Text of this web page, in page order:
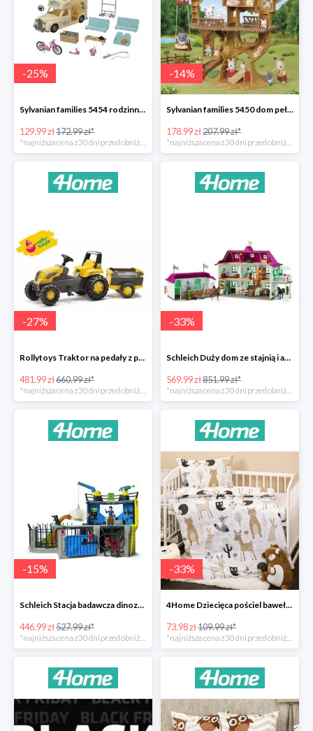
-25%
Sylvanian families 5454 rodzinny kamper -25%
129.99 zł172.99 zł*
*najniższa cena z 30 dni przed obniżką
-14%
Sylvanian families 5450 dom pełen przygód na drzewie -14%
178.99 zł207.99 zł*
*najniższa cena z 30 dni przed obniżką
-27%
Rollytoys Traktor na pedały z przyczepą Farm Rolly Junior -27%
481.99 zł660.99 zł*
-33%
Schleich Duży dom ze stajnią i akcesoriami -33%
569.99 zł851.99 zł*
-15%
Schleich Stacja badawcza dinozaurów -15%
446.99 zł527.99 zł*
*najniższa cena z 30 dni przed obniżką
-33%
4Home Dziecięca pościel bawełniana do łóżeczka Nordic Friends -33%
73.98 zł109.99 zł*
*najniższa cena z 30 dni przed obniżką